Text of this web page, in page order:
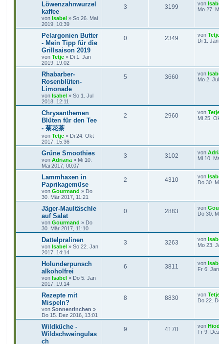
Löwenzahnwurzel
kaffee
von Isabel » So 26. Mai
2019, 10:39
3 3199 von
Mo 27.
Pelargonien Butter
- Mein Tipp für die
Grillsaison 2019
von Tetje » Di 1. Jan
2019, 19:02
0 2349 von
Di 1.
Rhabarber-
Rosenblüten-
Limonade
von Isabel » So 1. Jul
2018, 12:11
5 3660 von
Mo 2.
Chrysanthemen
Blüten für den Tee
- 菊花茶
von Tetje » Di 24. Okt
2017, 15:36
2 2960 von
Mi 25.
Grüne Smoothies
von Adriana » Mi 10.
Mai 2017, 00:07
3 3102 von
Mi 10.
Lammhaxen in
Paprikagemüse
von Gourmand » Do
30. Mär 2017, 11:21
2 4310 von
Do 30.
Jäger-Maultäschle
auf Salat
von Gourmand » Do
30. Mär 2017, 11:10
0 2883 von
Do 30.
Dattelpralinen
von Isabel » So 22. Jan
2017, 14:14
3 3263 von
Mo 23.
Holunderpunsch
alkoholfrei
von Isabel » Do 5. Jan
2017, 19:14
6 3811 von
Fr 6.
Rezepte mit
Mispeln?
von Sonnentinchen »
Do 15. Dez 2016, 13:01
8 8830 von
Do 22.
Wildküche -
Wildschweingulas
ch
9 4170 von
Fr 9.